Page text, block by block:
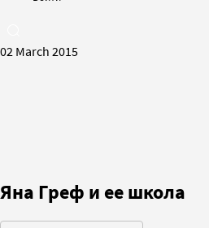
02 March 2015
Яна Греф и ее школа